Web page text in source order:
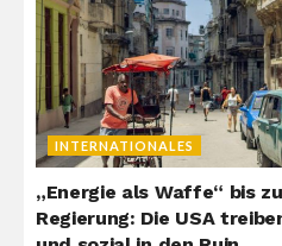
INTERNATIONALES
„Energie als Waffe“ bis
Regierung: Die USA